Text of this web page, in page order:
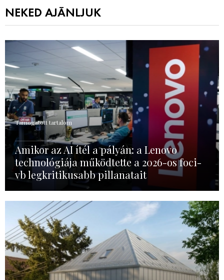
NEKED AJÁNLJUK
Támogatott tartalom
Amikor az AI ítél a pályán: a Lenovo
technológiája működtette a 2026-os foci-
vb legkritikusabb pillanatait